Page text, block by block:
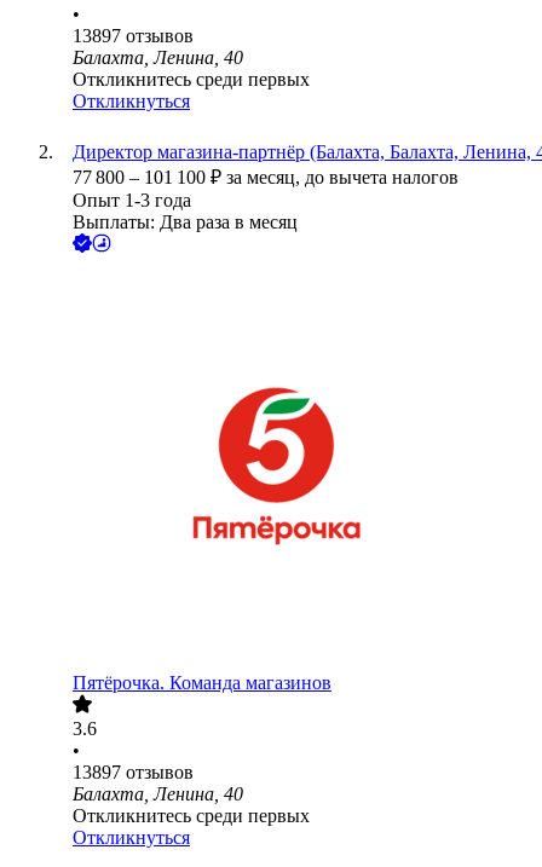
•
13897 отзывов
Балахта, Ленина, 40
Откликнитесь среди первых
Откликнуться
Директор магазина-партнёр (Балахта, Балахта, Ленина,
77 800 – 101 100 ₽ за месяц, до вычета налогов
Опыт 1-3 года
Выплаты: Два раза в месяц
Пятёрочка. Команда магазинов
3.6
•
13897 отзывов
Балахта, Ленина, 40
Откликнитесь среди первых
Откликнуться